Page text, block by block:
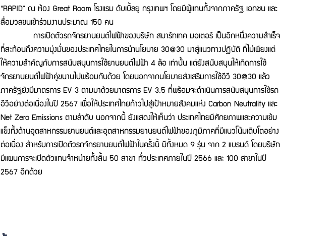
"RAPID” ณ ห้อง Great Room โรงแรม ดับเบิ้ลยู กรุงเทพฯ โดยมีผู้แทนทั้งจากภาครัฐ เอกชน และ
สื่อมวลชนเข้าร่วมงานประมาณ 150 คน
การเปิดตัวรถจักรยานยนต์ไฟฟ้าของบริษัท สมาร์ทเทค มอเตอร์ เป็นอีกหนึ่งความสำเร็จ
ที่สะท้อนถึงความมุ่งมั่นของประเทศไทยในการนำนโยบาย 30@30 มาสู่แนวทางปฏิบัติ ที่ไม่เพียงแต่
ให้ความสำคัญกับการสนับสนุนการใช้ยานยนต์ไฟฟ้า 4 ล้อ เท่านั้น แต่ยังสนับสนุนให้เกิดการใช้
จักรยานยนต์ไฟฟ้าคู่ขนานไปพร้อมกันด้วย โดยนอกจากนโยบายส่งเสริมการใช้อีวี 30@30 แล้ว
ภาครัฐยังมีมาตรการ EV 3 ตามมาด้วยมาตรการ EV 3.5 ที่พร้อมจะดำเนินการสนับสนุนการใช้รถ
อีวีอย่างต่อเนื่องในปี 2567 เพื่อให้ประเทศไทยก้าวไปสู่เป้าหมายสังคมแห่ง Carbon Neutrality และ
Net Zero Emissions ตามลำดับ นอกจากนี้ ยังแสดงให้เห็นว่า ประเทศไทยมีศักยภาพและความเข้ม
แข็งทั้งด้านอุตสาหกรรมยานยนต์และอุตสาหกรรมยานยนต์ไฟฟ้าของภูมิภาคที่มีแนวโน้มเติบโตอย่าง
ต่อเนื่อง สำหรับการเปิดตัวรถจักรยานยนต์ไฟฟ้าในครั้งนี้ มีทั้งหมด 9 รุ่น จาก 2 แบรนด์ โดยบริษัท
มีแผนการจะเปิดตัวแทนจำหน่ายทั้งสิ้น 50 สาขา ทั่วประเทศภายในปี 2566 และ 100 สาขาในปี
2567 อีกด้วย